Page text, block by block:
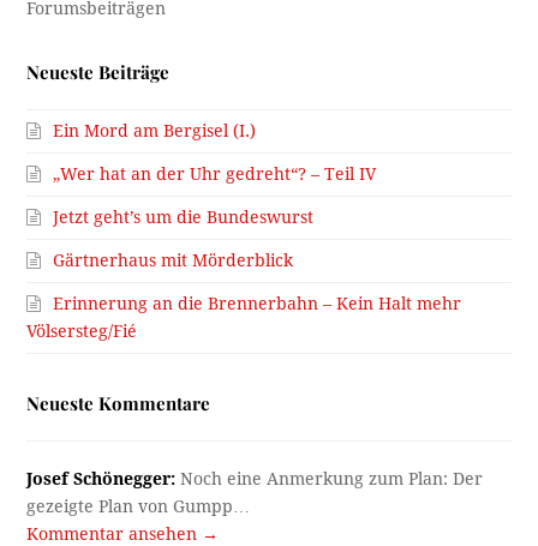
Neueste Beiträge
Ein Mord am Bergisel (I.)
„Wer hat an der Uhr gedreht“? – Teil IV
Jetzt geht’s um die Bundeswurst
Gärtnerhaus mit Mörderblick
Erinnerung an die Brennerbahn – Kein Halt mehr
Völsersteg/Fié
Neueste Kommentare
Josef Schönegger: Noch eine Anmerkung zum Plan: Der
gezeigte Plan von Gumpp…
Kommentar ansehen →